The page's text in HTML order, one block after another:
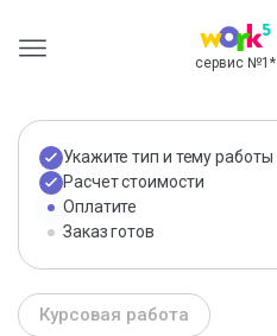
сервис №1 *
Укажите тип и тему работы
Расчет стоимости
Оплатите
Заказ готов
Курсовая работа